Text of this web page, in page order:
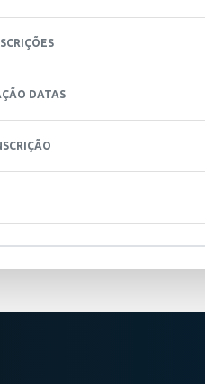
DATAS